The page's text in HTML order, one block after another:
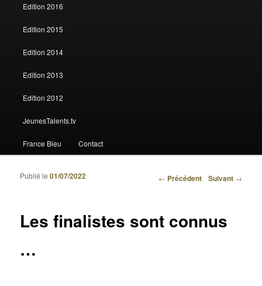
Edition 2016
Edition 2015
Edition 2014
Edition 2013
Edition 2012
JeunesTalents.tv
France Bleu Contact
Navigation des articles
← Précédent Suivant →
Les finalistes sont connus
…
Publié le01/07/2022